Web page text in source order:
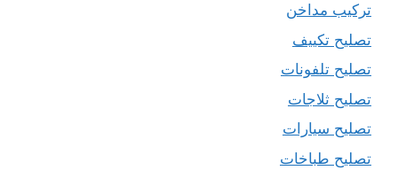
تركيب مداخن
تصليح تكييف
تصليح تلفونات
تصليح ثلاجات
تصليح سيارات
تصليح طباخات